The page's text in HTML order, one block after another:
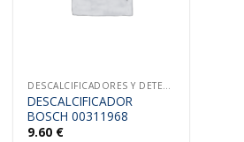
DESCALCIFICADORES Y DETERGENTE
DESCALCIFICADOR
BOSCH 00311968
9.60 €